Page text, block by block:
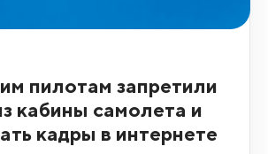
пилотам запретили
кабины самолета и
кадры в интернете